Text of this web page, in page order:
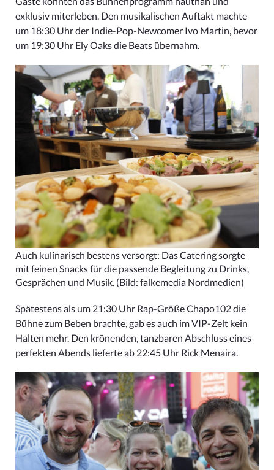
exklusiv miterleben. Den musikalischen Auftakt machte
um 18:30 Uhr der Indie-Pop-Newcomer Ivo Martin, bevor
um 19:30 Uhr Ely Oaks die Beats übernahm.
Auch kulinarisch bestens versorgt: Das Catering sorgte
mit feinen Snacks für die passende Begleitung zu Drinks,
Gesprächen und Musik. (Bild: falkemedia Nordmedien)
Spätestens als um 21:30 Uhr Rap-Größe Chapo102 die
Bühne zum Beben brachte, gab es auch im VIP-Zelt kein
Halten mehr. Den krönenden, tanzbaren Abschluss eines
perfekten Abends lieferte ab 22:45 Uhr Rick Menaira.